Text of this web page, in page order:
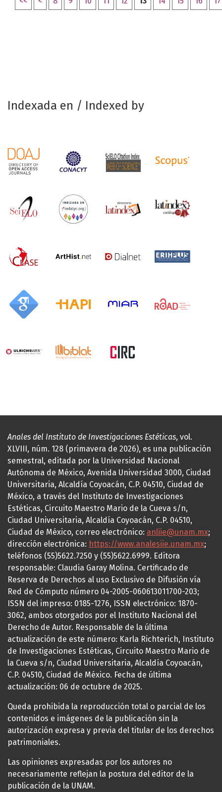
Indexada en / Indexed by
Anales del Instituto de Investigaciones Estéticas, vol.
XLVIII, núm. 128 (primavera de 2026), es una publicación
semestral, editada por la Universidad Nacional
Autónoma de México, Avenida Universidad 3000, Ciudad
Universitaria, Alcaldía Coyoacán, C.P. 04510, Ciudad de
México, a través del Instituto de Investigaciones
Estéticas, Circuito Maestro Mario de la Cueva s/n,
Ciudad Universitaria, Alcaldía Coyoacán, C.P. 04510,
Ciudad de México, correo electrónico: anliie@unam.mx;
dirección electrónica: https://www.analesiie.unam.mx;
teléfonos (55)5622.7250 y (55)5622.6999. Editora
responsable: Claudia Garay Molina. Certificado de
Reserva de Derechos al uso Exclusivo de Difusión vía
Red de Cómputo número 04-2005-060613011700-203;
ISSN del impreso: 0185-1276, ISSN electrónico: 1870-
3062, ambos otorgados por el Instituto Nacional del
Derecho de Autor. Responsable de la última
actualización de este número: Karla Richterich, Instituto
de Investigaciones Estéticas, Circuito Maestro Mario de
la Cueva s/n, Ciudad Universitaria, Alcaldía Coyoacán,
C.P. 04510, Ciudad de México. Fecha de última
actualización: 06 de octubre de 2025.
Queda prohibida la reproducción total o parcial de los
contenidos e imágenes de la publicación sin la
autorización expresa y previa del titular de los derechos
patrimoniales.
Las opiniones expresadas por los autores no
necesariamente reflejan la postura del editor de la
publicación de la UNAM.